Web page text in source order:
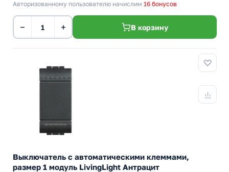
Авторизованному пользователю начислим 16 бонусов
− + В корзину
Выключатель с автоматическими клеммами,
размер 1 модуль LivingLight Антрацит